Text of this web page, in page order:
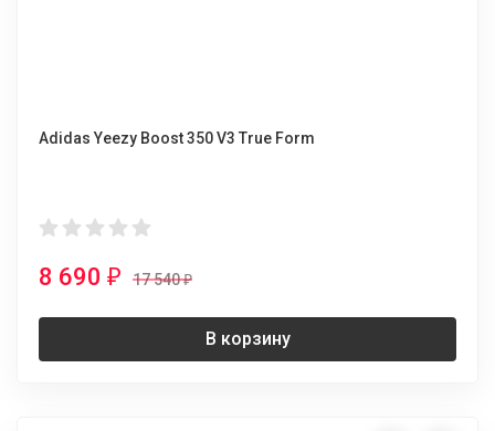
Adidas Yeezy Boost 350 V3 True Form
8 690 ₽ 17 540₽
В корзину